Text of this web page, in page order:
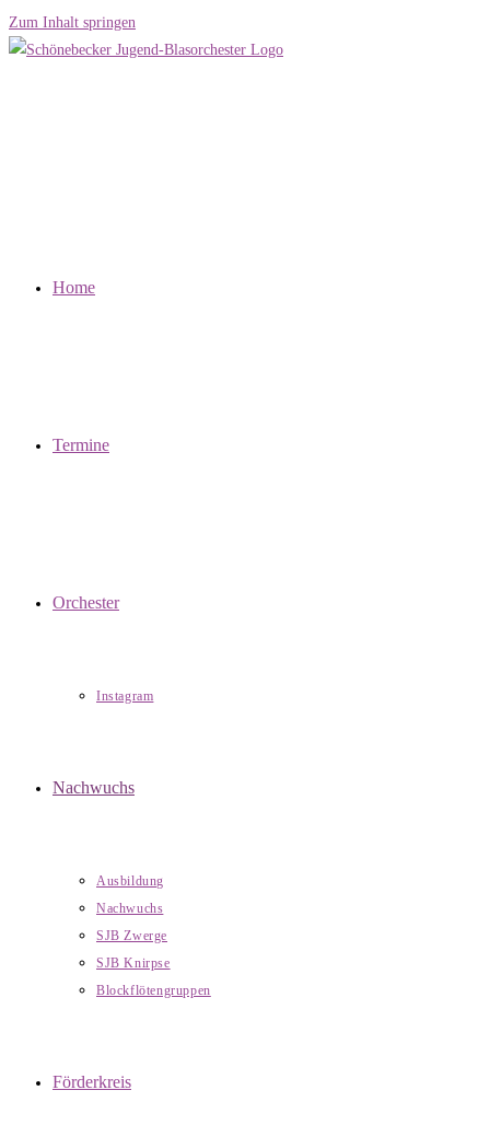
Zum Inhalt springen
Home
Termine
Orchester
Instagram
Nachwuchs
Ausbildung
Nachwuchs
SJB Zwerge
SJB Knirpse
Blockflötengruppen
Förderkreis